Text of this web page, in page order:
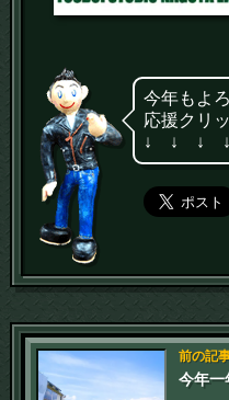
今年もよ
応援クリ
↓ ↓ ↓
前の記
今年一